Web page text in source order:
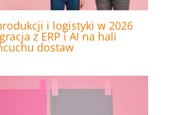
i logistyki w 2026
z ERP i AI na hali
dostaw